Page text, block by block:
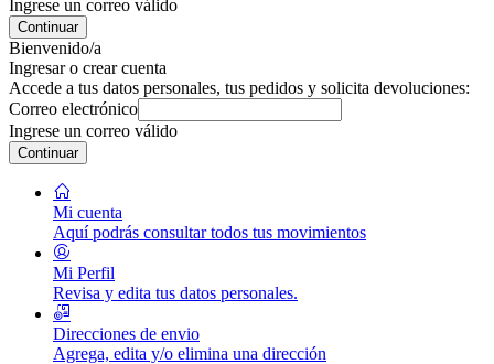
Ingrese un correo válido
Continuar
Bienvenido/a
Ingresar o crear cuenta
Accede a tus datos personales, tus pedidos y solicita devoluciones:
Correo electrónico
Ingrese un correo válido
Continuar
Mi cuenta
Aquí podrás consultar todos tus movimientos
Mi Perfil
Revisa y edita tus datos personales.
Direcciones de envio
Agrega, edita y/o elimina una dirección